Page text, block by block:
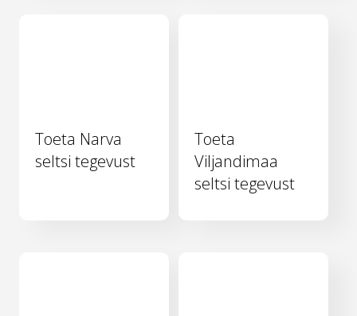
Toeta Narva
seltsi tegevust
Toeta
Viljandimaa
seltsi tegevust